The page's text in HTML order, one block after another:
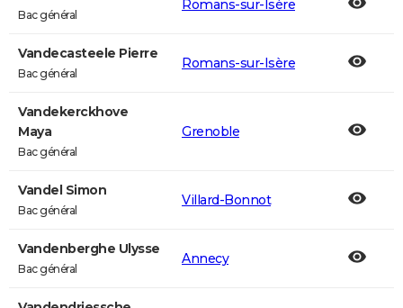
Bac général
Romans-sur-Isère
Vandecasteele Pierre
Bac général
Romans-sur-Isère
Vandekerckhove
Maya
Bac général
Grenoble
Vandel Simon
Bac général
Villard-Bonnot
Vandenberghe Ulysse
Bac général
Annecy